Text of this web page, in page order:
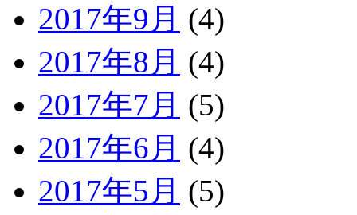
2017年9月 (4)
2017年8月 (4)
2017年7月 (5)
2017年6月 (4)
2017年5月 (5)